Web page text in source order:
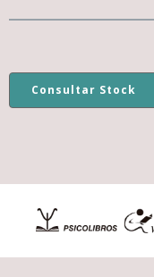
Consultar Stock